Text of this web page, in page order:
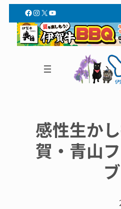
Facebook
Instagram
X YouTube
感性生か
賀・青山
ブ